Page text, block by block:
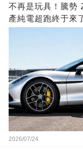
不再是玩具！騰勢
產純電超跑終于來
2026/07/24